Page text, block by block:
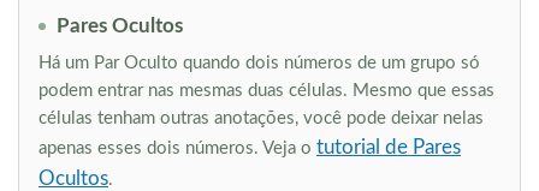
Pares Ocultos
Há um Par Oculto quando dois números de um grupo só
podem entrar nas mesmas duas células. Mesmo que essas
células tenham outras anotações, você pode deixar nelas
apenas esses dois números. Veja o tutorial de Pares
Ocultos.